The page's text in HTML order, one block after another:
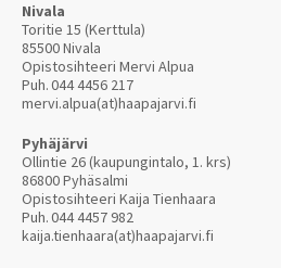
Nivala
Toritie 15 (Kerttula)
85500 Nivala
Opistosihteeri Mervi Alpua
Puh.044 4456 217
mervi.alpua(at)haapajarvi.fi
Pyhäjärvi
Ollintie 26 (kaupungintalo, 1. krs)
86800 Pyhäsalmi
Opistosihteeri Kaija Tienhaara
Puh.044 4457 982
kaija.tienhaara(at)haapajarvi.fi